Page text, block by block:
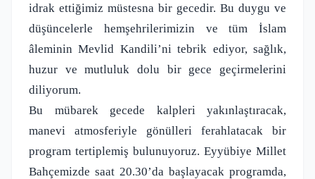
idrak ettiğimiz müstesna bir gecedir. Bu duygu ve
düşüncelerle hemşehrilerimizin ve tüm İslam
âleminin Mevlid Kandili’ni tebrik ediyor, sağlık,
huzur ve mutluluk dolu bir gece geçirmelerini
diliyorum.
Bu mübarek gecede kalpleri yakınlaştıracak,
manevi atmosferiyle gönülleri ferahlatacak bir
program tertiplemiş bulunuyoruz. Eyyübiye Millet
Bahçemizde saat 20.30’da başlayacak programda,